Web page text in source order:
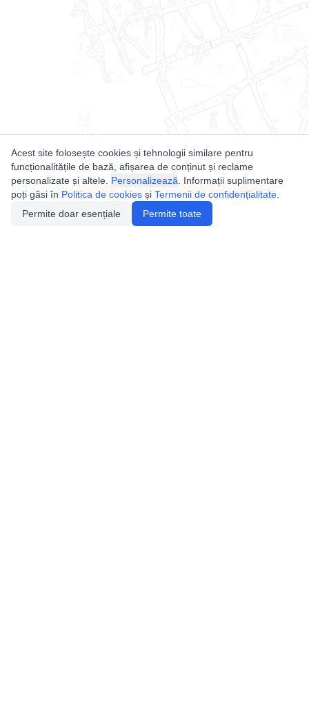
Acest site folosește cookies și tehnologii similare pentru
funcționalitățile de bază, afișarea de conținut și reclame
personalizate și altele. Personalizează . Informații suplimentare
poți găsi în Politica de cookies și Termenii de confidențialitate
Permite doar esențiale
Permite toate